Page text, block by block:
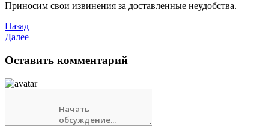
Приносим свои извинения за доставленные неудобства.
Назад
Далее
Оставить комментарий